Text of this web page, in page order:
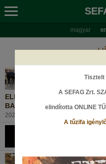
magyar
ELKÉSZÜLT A PÁLOS
BALATONSZEMESEN
2026. január 22., Csütörtök
ERDŐK HÁZA
Tisztelt
A SEFAG Zrt.
elindította ONLINE
A tűzifa